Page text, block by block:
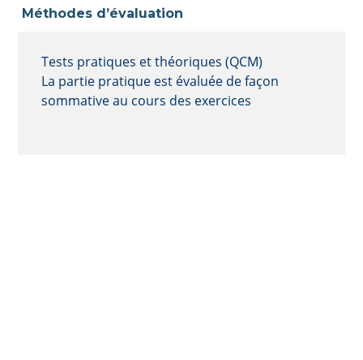
Méthodes d’évaluation
Tests pratiques et théoriques (QCM)
La partie pratique est évaluée de façon
sommative au cours des exercices